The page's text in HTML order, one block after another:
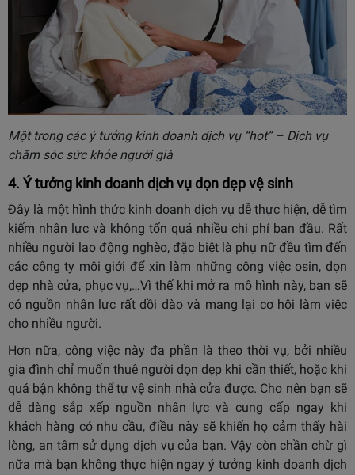
Một trong các ý tưởng kinh doanh dịch vụ “hot” – Dịch vụ
chăm sóc sức khỏe người già
4. Ý tưởng kinh doanh dịch vụ dọn dẹp vệ sinh
Đây là một hình thức kinh doanh dịch vụ dễ thực hiện, dễ tìm
kiếm nhân lực và không tốn quá nhiều chi phí ban đầu. Rất
nhiều người lao động nghèo, đặc biệt là phụ nữ đều tìm đến
các công ty môi giới để xin làm những công việc osin, dọn
dẹp nhà cửa, phục vụ,…Vì thế khi mở ra mô hình này, bạn sẽ
có nguồn nhân lực rất dồi dào và mang lại cơ hội làm việc
cho nhiều người.
Hơn nữa, công việc này đa phần là theo thời vụ, bởi nhiều
gia đình chỉ muốn thuê người dọn dẹp khi cần thiết, hoặc khi
quá bận không thể tự vệ sinh nhà cửa được. Cho nên bạn sẽ
dễ dàng sắp xếp nguồn nhân lực và cung cấp ngay khi
khách hàng có nhu cầu, điều này sẽ khiến họ cảm thấy hài
lòng, an tâm sử dụng dịch vụ của bạn. Vậy còn chần chừ gì
nữa mà bạn không thực hiện ngay ý tưởng kinh doanh dịch